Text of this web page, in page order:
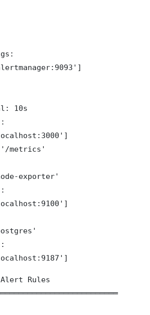
10s
'/metrics'
exporter'
Rules